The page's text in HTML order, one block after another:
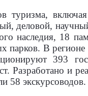
включая
деловой,
наследия, 18
парков. В
393
и
58 экскурсоводов.